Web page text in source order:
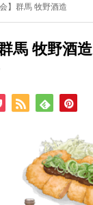
】群馬 牧野酒造
馬 牧野酒造